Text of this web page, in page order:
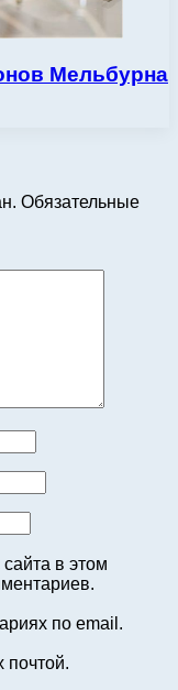
Мельбурна
Обязательные
в этом
по email.
почтой.